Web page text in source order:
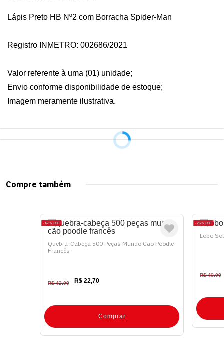
Lápis Preto HB Nº2 com Borracha Spider-Man
Registro INMETRO: 002686/2021
Valor referente à uma (01) unidade;
Envio conforme disponibilidade de estoque;
Imagem meramente ilustrativa.
Compre também
47% OFF
Quebra-Cabeça 500 Peças Mundo Cão Poodle
Francês
R$ 42,90 R$ 22,70
Comprar
25% OFF
Lobo
R$ 40,90